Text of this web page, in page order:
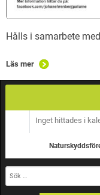
Hålls i samarbete
Läs mer
Inget hittades i